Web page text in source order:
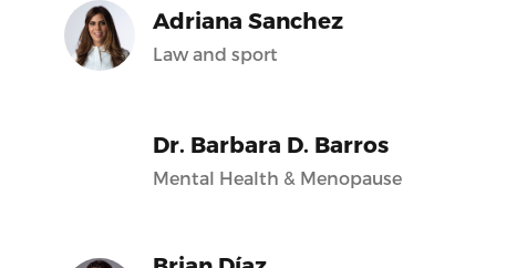
Adriana Sanchez
Law and sport
Dr. Barbara D. Barros
Mental Health & Menopause